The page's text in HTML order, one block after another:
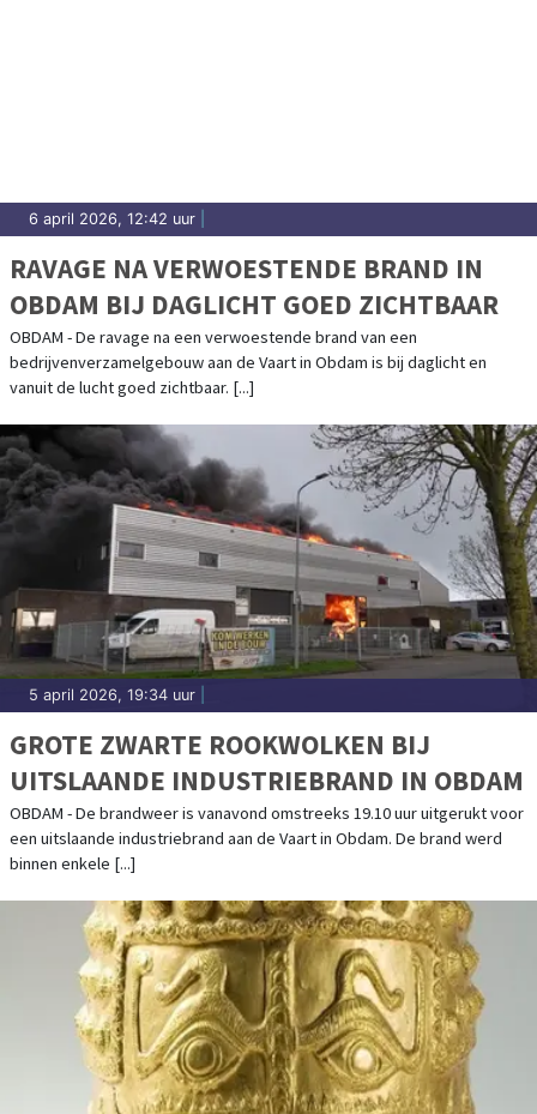
6 april 2026, 12:42 uur
RAVAGE NA VERWOESTENDE BRAND IN
OBDAM BIJ DAGLICHT GOED ZICHTBAAR
OBDAM - De ravage na een verwoestende brand van een
bedrijvenverzamelgebouw aan de Vaart in Obdam is bij daglicht en
vanuit de lucht goed zichtbaar. [...]
5 april 2026, 19:34 uur
GROTE ZWARTE ROOKWOLKEN BIJ
UITSLAANDE INDUSTRIEBRAND IN OBDAM
OBDAM - De brandweer is vanavond omstreeks 19.10 uur uitgerukt voor
een uitslaande industriebrand aan de Vaart in Obdam. De brand werd
binnen enkele [...]